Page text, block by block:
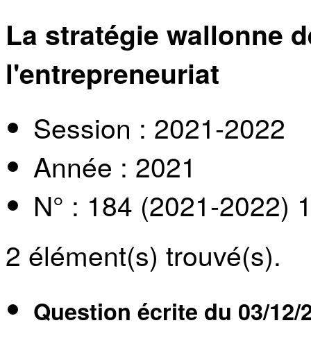
La stratégie wallonne
l'entrepreneuriat
Session : 2021-2022
Année : 2021
N° : 184 (2021-2022)
2 élément(s) trouvé(s).
Question écrite du 03/12/